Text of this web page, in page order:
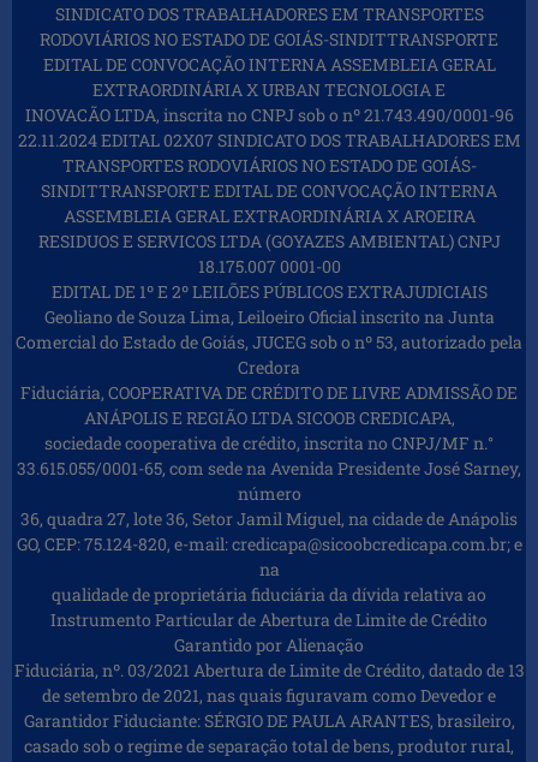
SINDICATO DOS TRABALHADORES EM TRANSPORTES
RODOVIÁRIOS NO ESTADO DE GOIÁS-SINDITTRANSPORTE
EDITAL DE CONVOCAÇÃO INTERNA ASSEMBLEIA GERAL
EXTRAORDINÁRIA X URBAN TECNOLOGIA E
INOVACÃO LTDA, inscrita no CNPJ sob o nº 21.743.490/0001-96
22.11.2024 EDITAL 02X07 SINDICATO DOS TRABALHADORES EM
TRANSPORTES RODOVIÁRIOS NO ESTADO DE GOIÁS-
SINDITTRANSPORTE EDITAL DE CONVOCAÇÃO INTERNA
ASSEMBLEIA GERAL EXTRAORDINÁRIA X AROEIRA
RESIDUOS E SERVICOS LTDA (GOYAZES AMBIENTAL) CNPJ
18.175.007 0001-00
EDITAL DE 1º E 2º LEILÕES PÚBLICOS EXTRAJUDICIAIS
Geoliano de Souza Lima, Leiloeiro Oficial inscrito na Junta
Comercial do Estado de Goiás, JUCEG sob o nº 53, autorizado pela
Credora
Fiduciária, COOPERATIVA DE CRÉDITO DE LIVRE ADMISSÃO DE
ANÁPOLIS E REGIÃO LTDA SICOOB CREDICAPA,
sociedade cooperativa de crédito, inscrita no CNPJ/MF n.°
33.615.055/0001-65, com sede na Avenida Presidente José Sarney,
número
36, quadra 27, lote 36, Setor Jamil Miguel, na cidade de Anápolis
GO, CEP: 75.124-820, e-mail: credicapa@sicoobcredicapa.com.br; e
na
qualidade de proprietária fiduciária da dívida relativa ao
Instrumento Particular de Abertura de Limite de Crédito
Garantido por Alienação
Fiduciária, nº. 03/2021 Abertura de Limite de Crédito, datado de 13
de setembro de 2021, nas quais figuravam como Devedor e
Garantidor Fiduciante: SÉRGIO DE PAULA ARANTES, brasileiro,
casado sob o regime de separação total de bens, produtor rural,